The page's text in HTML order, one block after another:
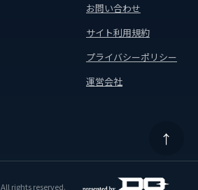
↑
お問い合わせ
サイト利用規約
プライバシーポリシー
運営会社
rights reserved.